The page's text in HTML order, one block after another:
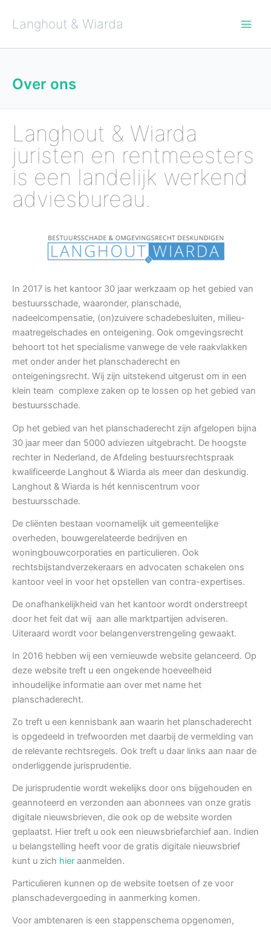
inhoudLanghout & Wiarda
Over ons
Langhout & Wiarda
juristen en rentmeesters
is een landelijk werkend
adviesbureau.
In 2017 is het kantoor 30 jaar werkzaam op het gebied van
bestuursschade, waaronder, planschade,
nadeelcompensatie, (on)zuivere schadebesluiten, milieu-
maatregelschades en onteigening. Ook omgevingsrecht
behoort tot het specialisme vanwege de vele raakvlakken
met onder ander het planschaderecht en
onteigeningsrecht. Wij zijn uitstekend uitgerust om in een
klein team complexe zaken op te lossen op het gebied van
bestuursschade.
Op het gebied van het planschaderecht zijn afgelopen bijna
30 jaar meer dan 5000 adviezen uitgebracht. De hoogste
rechter in Nederland, de Afdeling bestuursrechtspraak
kwalificeerde Langhout & Wiarda als meer dan deskundig.
Langhout & Wiarda is hét kenniscentrum voor
bestuursschade.
De cliënten bestaan voornamelijk uit gemeentelijke
overheden, bouwgerelateerde bedrijven en
woningbouwcorporaties en particulieren. Ook
rechtsbijstandverzekeraars en advocaten schakelen ons
kantoor veel in voor het opstellen van contra-expertises.
De onafhankelijkheid van het kantoor wordt onderstreept
door het feit dat wij aan alle marktpartijen adviseren.
Uiteraard wordt voor belangenverstrengeling gewaakt.
In 2016 hebben wij een vernieuwde website gelanceerd. Op
deze website treft u een ongekende hoeveelheid
inhoudelijke informatie aan over met name het
planschaderecht.
Zo treft u een kennisbank aan waarin het planschaderecht
is opgedeeld in trefwoorden met daarbij de vermelding van
de relevante rechtsregels. Ook treft u daar links aan naar de
onderliggende jurisprudentie.
De jurisprudentie wordt wekelijks door ons bijgehouden en
geannoteerd en verzonden aan abonnees van onze gratis
digitale nieuwsbrieven, die ook op de website worden
geplaatst. Hier treft u ook een nieuwsbriefarchief aan. Indien
u belangstelling heeft voor de gratis digitale nieuwsbrief
kunt u zich hier aanmelden.
Particulieren kunnen op de website toetsen of ze voor
planschadevergoeding in aanmerking komen.
Voor ambtenaren is een stappenschema opgenomen,